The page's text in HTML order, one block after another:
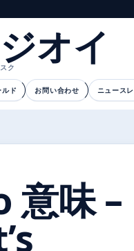
オイ
ク
ルド お問い合わせ ニュース
意味 –